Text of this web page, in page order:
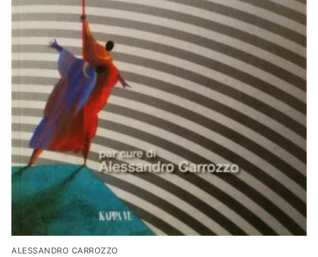
ALESSANDRO CARROZZO